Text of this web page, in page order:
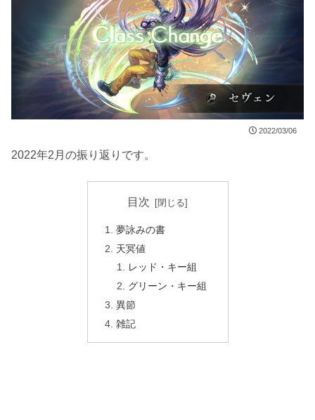
2022/03/06
2022年2月の振り返りです。
目次
夢詠みの書
天冥値
レッド・キー組
グリーン・キー組
異節
雑記